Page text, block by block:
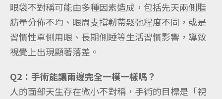
眼袋不對稱可能由多種因素造成，包括先天兩側脂
肪量分佈不均、眼周支撐韌帶鬆弛程度不同，或是
習慣性單側用眼、長期側睡等生活習慣影響，導致
視覺上出現顯著落差。
Q2：手術能讓兩邊完全一模一樣嗎？
人的面部天生存在微小不對稱，手術的目標是「視